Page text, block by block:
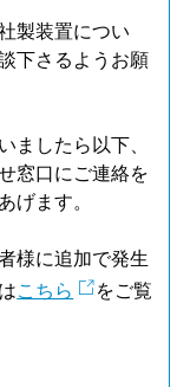
製装置につい
下さるようお願
ましたら以下、
窓口にご連絡を
げます。
様に追加で発生
こちら
をご覧